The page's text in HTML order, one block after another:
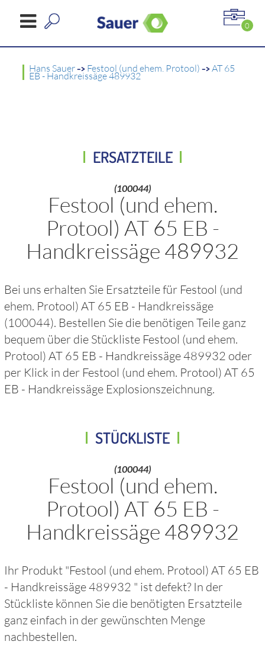
0
Hans Sauer-> Festool (und ehem. Protool) ->AT 65
EB - Handkreissäge 489932
ERSATZTEILE
(100044)
Festool (und ehem.
Protool) AT 65 EB -
Handkreissäge 489932
Bei uns erhalten Sie Ersatzteile für Festool (und
ehem. Protool) AT 65 EB - Handkreissäge
(100044). Bestellen Sie die benötigen Teile ganz
bequem über die Stückliste Festool (und ehem.
Protool) AT 65 EB - Handkreissäge 489932 oder
per Klick in der Festool (und ehem. Protool) AT 65
EB - Handkreissäge Explosionszeichnung.
STÜCKLISTE
(100044)
Festool (und ehem.
Protool) AT 65 EB -
Handkreissäge 489932
Ihr Produkt "Festool (und ehem. Protool) AT 65 EB
- Handkreissäge 489932 " ist defekt? In der
Stückliste können Sie die benötigten Ersatzteile
ganz einfach in der gewünschten Menge
nachbestellen.